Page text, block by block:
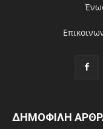
ΔΗΜΟΦΙΛΗ